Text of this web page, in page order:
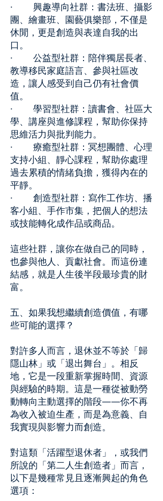
· 興趣導向社群：書法班、攝影
團、繪畫班、園藝俱樂部，不僅是
休閒，更是創造與表達自我的出
口。
· 公益型社群：陪伴獨居長者、
教導移民家庭語言、參與社區改
造，讓人感受到自己仍有社會價
值。
· 學習型社群：讀書會、社區大
學、講座與進修課程，幫助你保持
思維活力與批判能力。
· 療癒型社群：冥想團體、心理
支持小組、靜心課程，幫助你處理
過去累積的情緒負擔，獲得內在的
平靜。
· 創造型社群：寫作工作坊、播
客小組、手作市集，把個人的想法
或技能轉化成作品或商品。
這些社群，讓你在做自己的同時，
也參與他人、貢獻社會。而這份連
結感，就是人生後半段最珍貴的財
富。
五、如果我想繼續創造價值，有哪
些可能的選擇？
對許多人而言，退休並不等於「歸
隱山林」或「退出舞台」。相反
地，它是一段重新掌握時間、資源
與經驗的時期。這是一種從被動勞
動轉向主動選擇的階段——你不再
為收入被迫生產，而是為意義、自
我實現與影響力而創造。
對這類「活躍型退休者」，或我們
所說的「第二人生創造者」而言，
以下是幾種常見且逐漸興起的角色
選項：